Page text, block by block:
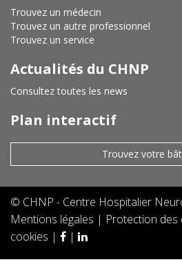
Trouvez un médecin
Trouvez un autre professionnel
Trouvez un service
Actualités du CHNP
Consultez toutes les news
Plan interactif
Trouvez votre
© CHNP - Centre Hospitalier
Mentions légales | Protection des
cookies | |